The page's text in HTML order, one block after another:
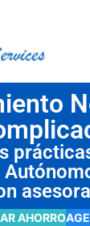
AHORRO